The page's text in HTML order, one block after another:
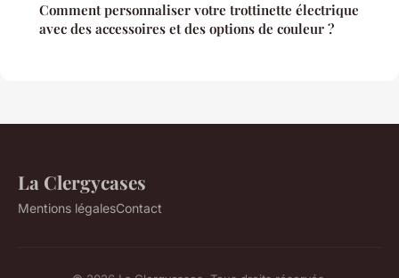
Comment personnaliser votre trottinette électrique
avec des accessoires et des options de couleur ?
La Clergycases
Mentions légalesContact